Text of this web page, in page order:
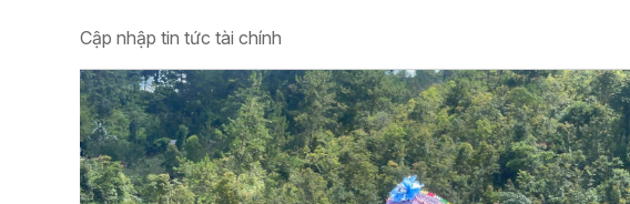
Cập nhập tin tức tài chính